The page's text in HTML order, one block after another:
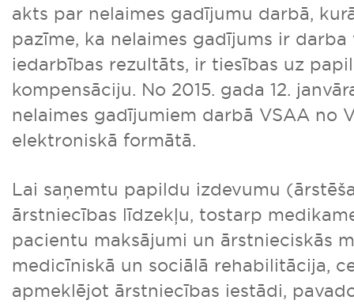
akts par nelaimes gadījumu darbā,
pazīme, ka nelaimes gadījums ir
iedarbības rezultāts, ir tiesības uz
kompensāciju. No 2015. gada 12.
nelaimes gadījumiem darbā VSAA no
elektroniskā formātā.
Lai saņemtu papildu izdevumu
ārstniecības līdzekļu, tostarp
pacientu maksājumi un ārstnieciskās
medicīniskā un sociālā rehabilitācija,
apmeklējot ārstniecības iestādi,